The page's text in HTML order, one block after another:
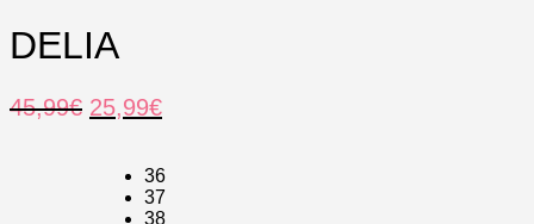
DELIA
45,99€ El
era:
45,99€.
25,99€El
es:
25,99€.
36
37
38